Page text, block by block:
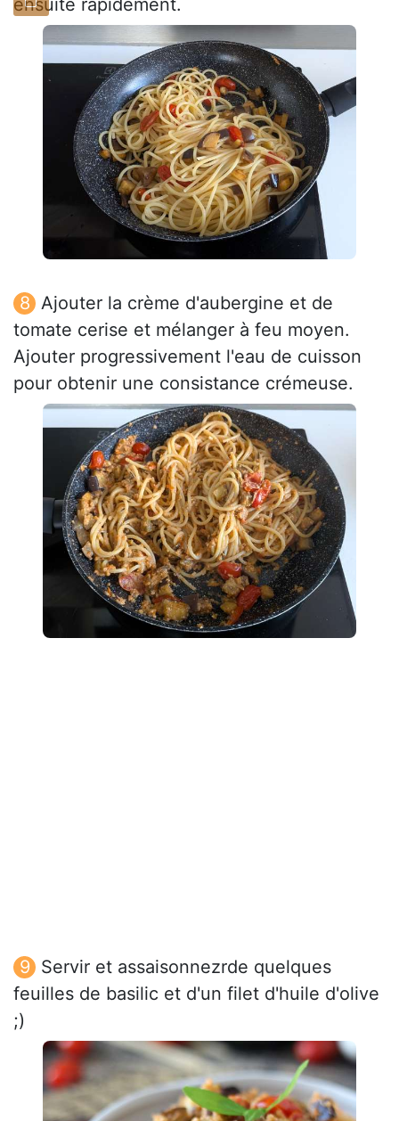
Ajouter la crème d'aubergine et de
tomate cerise et mélanger à feu moyen.
Ajouter progressivement l'eau de cuisson
pour obtenir une consistance crémeuse.
Servir et assaisonnezrde quelques
feuilles de basilic et d'un filet d'huile d'olive
;)